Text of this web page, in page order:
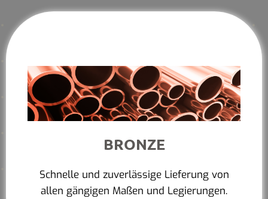
BRONZE
Schnelle und zuverlässige Lieferung von
allen gängigen Maßen und Legierungen.